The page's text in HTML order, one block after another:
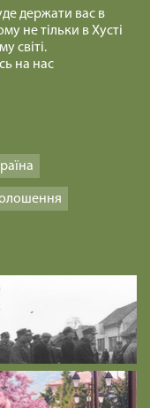
файно
файно
/1469/ Майтеся
держати вас в
не тільки в Хусті
світі.
на нас